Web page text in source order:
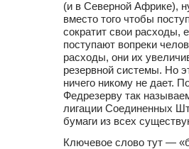
(и в Северной Африке),
вместо того чтобы
сократит свои расходы,
поступают вопреки
расходы, они их
резервной системы. Но
ничего никому не дает.
Федрезерву так
лигации Соединенных
бумаги из всех
Ключевое слово тут —